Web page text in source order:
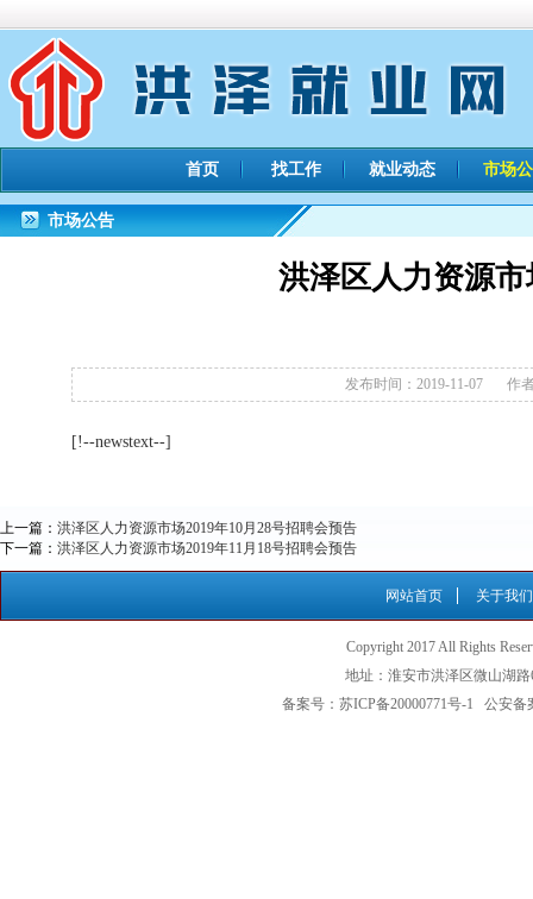
首页 找工作 就业动态 市场
市场公告
洪泽区人力资源市
发布时间：2019-11-07 作
[!--newstext--]
上一篇： 洪泽区人力资源市场2019年10月28号招聘会预告
下一篇： 洪泽区人力资源市场2019年11月18号招聘会预告
网站首页 关于我们
Copyright 2017 All Rights
地址：淮安市洪泽区微山湖
备案号：苏ICP备20000771号-1 公安备